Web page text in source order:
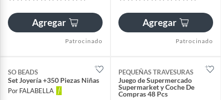
Agregar
Patrocinado
Agregar
Patrocinado
SO BEADS
Set Joyería +350 Piezas Niñas
Por FALABELLA
PEQUEÑAS TRAVESURAS
Juego de Supermercado
Supermarket y Coche De
Compras 48 Pcs